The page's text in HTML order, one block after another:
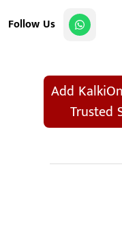
Follow Us
Add
Trusted